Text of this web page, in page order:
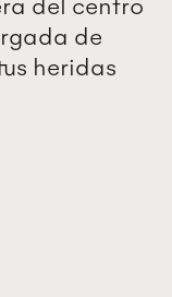
de
heridas